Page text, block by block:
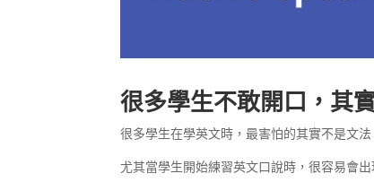
很多學生不敢開口，其
很多學生在學英文時，最害怕的其實不是文法
尤其當學生開始練習英文口說時，很容易會出